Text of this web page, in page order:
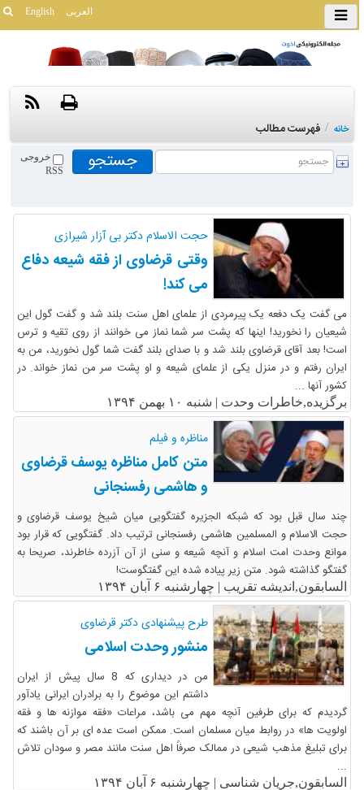
English العربی
خانه / فهرست مطالب
خروجی
RSS
حجت الاسلام دکتر بی آزار شیرازی
وقتی قرضاوی از فقه شیعه دفاع
می کند!
می گفت یک دفعه یک پیرمردی از علمای اهل سنت بلند شد و گفت گول این
شیعیان را نخورید! اینها که پشت سر شما نماز می خوانند از روی تقیه و ترس
است! بعد آقای قرضاوی بلند شد و با صدای بلند گفت شما گول نخورید، من به
ایران رفتم و در منزل یکی از علمای شیعه و او پشت سر من نماز خواند. در
کشور آنها ...
برگزیده,خاطرات وحدت | شنبه ۱۰ بهمن ۱۳۹۴
مناظره و فیلم
متن کامل مناظره یوسف قرضاوی
و هاشمی رفسنجانی
چند سال قبل بود که شبکه الجزیره گفتگویی میان شیخ یوسف قرضاوی و
حجت الاسلام و المسلمین هاشمی رفسنجانی ترتیب داد. گفتگویی که قرار بود
موانع وحدت امت اسلام و آنچه شیعه و سنی از آن آزرده خاطرند، صریحا به
گفتگو گذاشته شود. متن زیر پیاده شده این گفتگوست!
السابقون,اندیشه تقریب | چهارشنبه ۶ آبان ۱۳۹۴
طرح پیشنهادی دکتر قرضاوی
منشور وحدت اسلامی
من در دیداری که 8 سال پیش از ایران
داشتم این موضوع را به برادران ایرانی یادآور
گردیدم که برای طرفین آنچه مهم می باشد، مراعات «فقه موازنه ها و فقه
اولویت ها» در روابط میان مسلمان است. ممکن است عده ای بر آن باشند که
برای تبلیغ مذهب شیعی در ممالک صرفاً اهل سنت مانند مصر و سودان تلاش
...
السابقون,جریان شناسی | چهارشنبه ۶ آبان ۱۳۹۴